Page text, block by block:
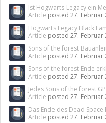
Ist Hogwarts-Legacy ein
Article posted 27. Februar
Hogwarts Legacy Black
Article posted 27. Februar
Sons of the forest
Article posted 27. Februar
Sons of the forest Ende
Article posted 27. Februar
Jedes Sons of the forest
Article posted 27. Februar
Das Ende des Dead
Article posted 27. Februar